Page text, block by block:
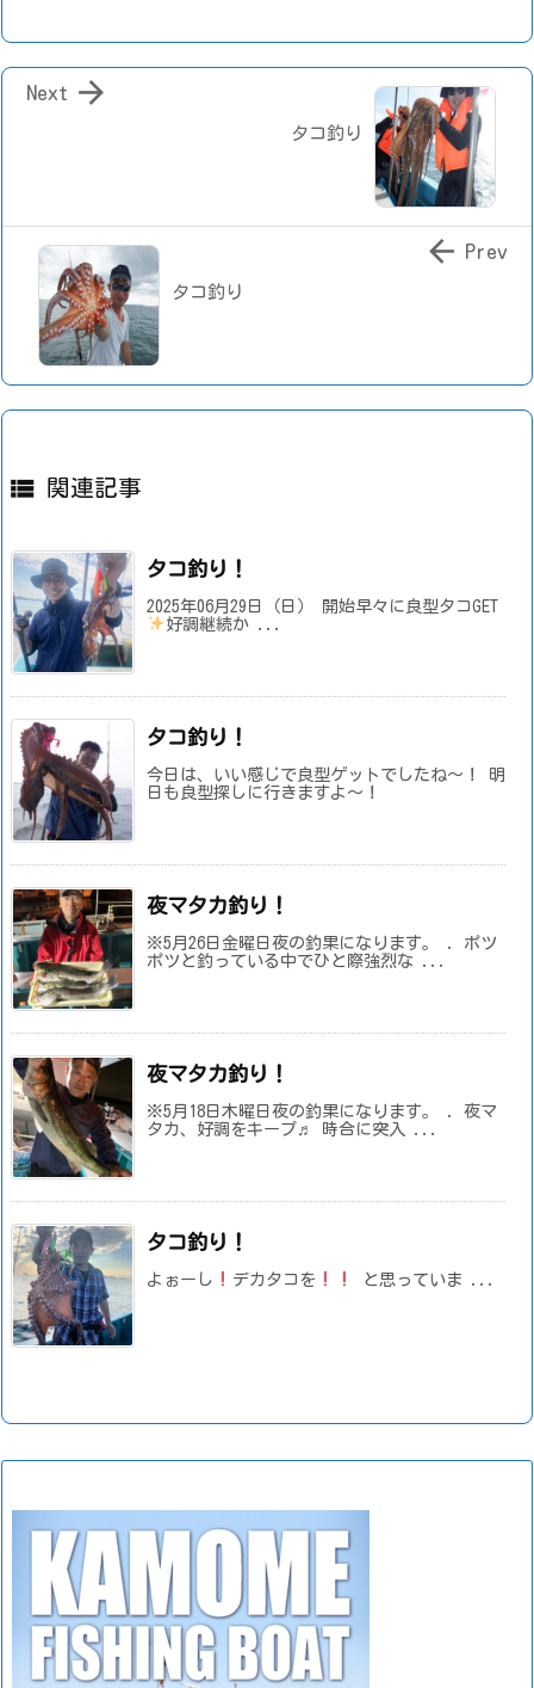
タコ釣り

Next
タコ釣り
 Prev
 関連記事
タコ釣り！
2025年06月29日（日） 開始早々に良型タコGET
好調継続か ...
タコ釣り！
今日は、いい感じで良型ゲットでしたね～！ 明
日も良型探しに行きますよ～！
夜マタカ釣り！
※5月26日金曜日夜の釣果になります。 . ポツ
ポツと釣っている中でひと際強烈な ...
夜マタカ釣り！
※5月18日木曜日夜の釣果になります。 . 夜マ
タカ、好調をキープ♬ 時合に突入 ...
タコ釣り！
よぉーし デカタコを と思っていま ...